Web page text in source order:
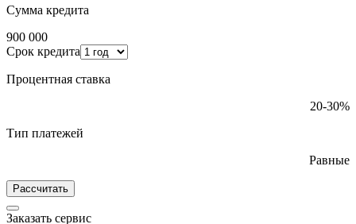
Сумма кредита
900 000
Срок кредита
Процентная ставка
20-30%
Тип платежей
Равные
Рассчитать
Заказать сервис